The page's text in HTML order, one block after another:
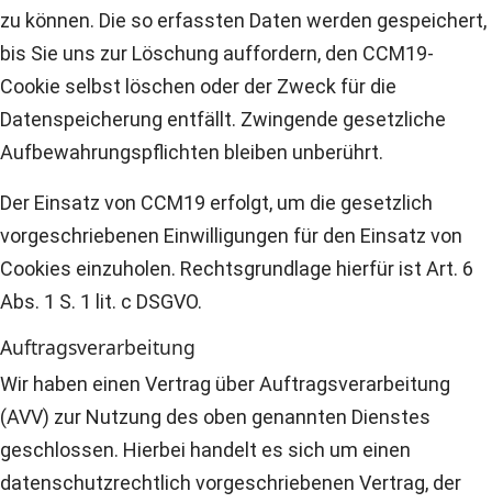
zu können. Die so erfassten Daten werden gespeichert,
bis Sie uns zur Löschung auffordern, den CCM19-
Cookie selbst löschen oder der Zweck für die
Datenspeicherung entfällt. Zwingende gesetzliche
Aufbewahrungspflichten bleiben unberührt.
Der Einsatz von CCM19 erfolgt, um die gesetzlich
vorgeschriebenen Einwilligungen für den Einsatz von
Cookies einzuholen. Rechtsgrundlage hierfür ist Art. 6
Abs. 1 S. 1 lit. c DSGVO.
Auftragsverarbeitung
Wir haben einen Vertrag über Auftragsverarbeitung
(AVV) zur Nutzung des oben genannten Dienstes
geschlossen. Hierbei handelt es sich um einen
datenschutzrechtlich vorgeschriebenen Vertrag, der